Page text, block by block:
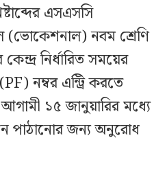
এসএসসি
নবম শ্রেণি
নির্ধারিত সময়ের
নম্বর এন্ট্রি করতে
১৫ জানুয়ারির মধ্যে
পাঠানোর জন্য অনুরোধ